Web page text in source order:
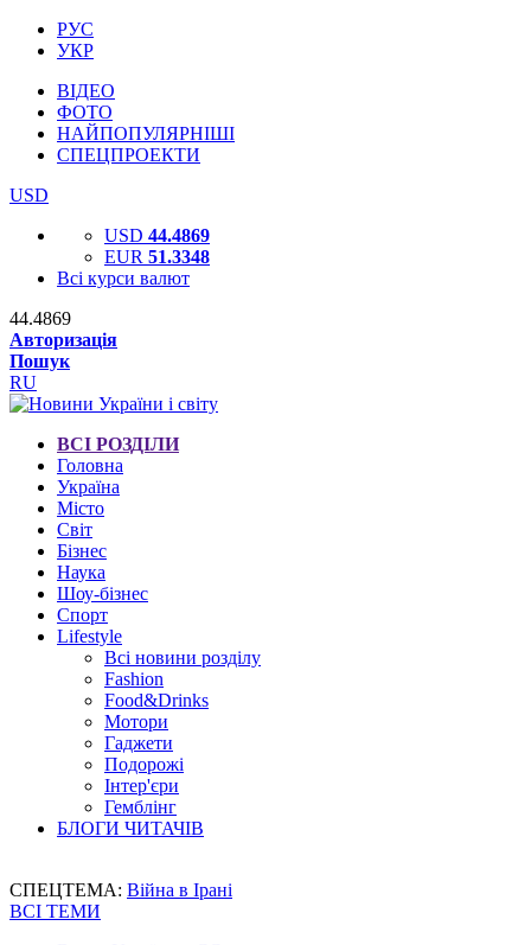
РУС
УКР
ВІДЕО
ФОТО
НАЙПОПУЛЯРНІШІ
СПЕЦПРОЕКТИ
USD
USD 44.4869
EUR 51.3348
Всі курси валют
44.4869
Авторизація
Пошук
RU
ВСІ РОЗДІЛИ
Головна
Україна
Місто
Світ
Бізнес
Наука
Шоу-бізнес
Спорт
Lifestyle
Всі новини розділу
Fashion
Food&Drinks
Мотори
Гаджети
Подорожі
Інтер'єри
Гемблінг
БЛОГИ ЧИТАЧІВ
СПЕЦТЕМА: Війна в Ірані
ВСІ ТЕМИ